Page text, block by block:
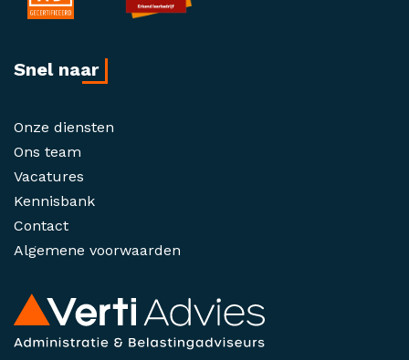
Snel naar
Onze diensten
Ons team
Vacatures
Kennisbank
Contact
Algemene voorwaarden